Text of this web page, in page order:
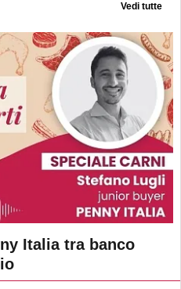
Vedi tutte
Italia tra banco